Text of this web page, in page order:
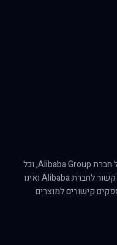
הסימן AliExpress הוא סימן מסחר רשום של חברת Alibaba Group, וכל
הזכויות הנוגעות לו שמורות לה. אתר זה אינו קשור לחברת Alibaba ואינו
קישורים למוצרים